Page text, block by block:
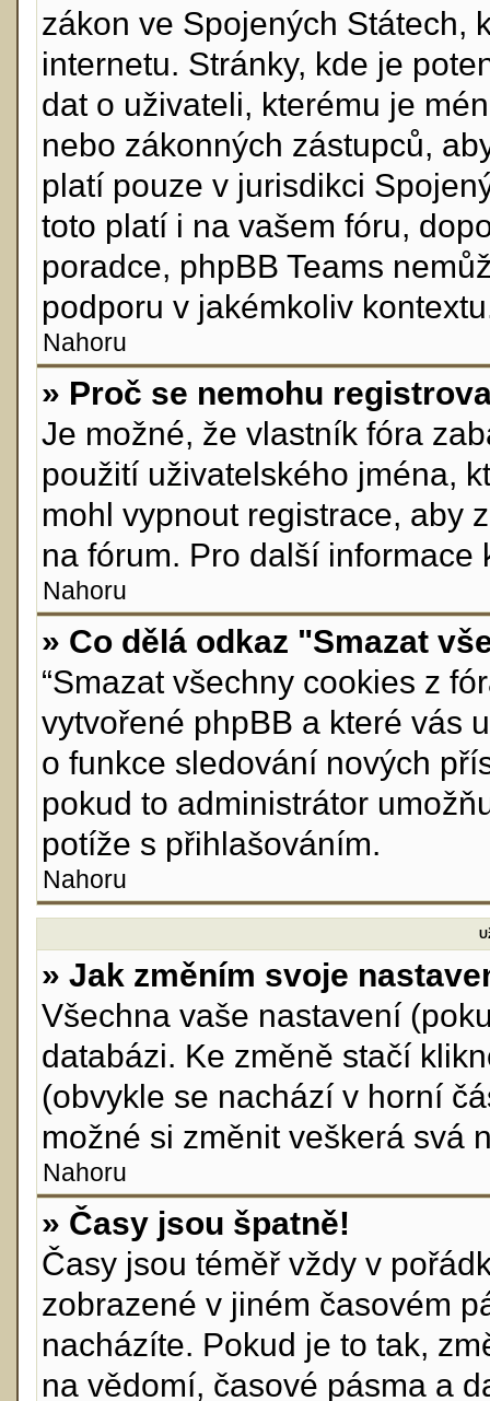
zákon ve Spojených Státech,
internetu. Stránky, kde je
dat o uživateli, kterému je
nebo zákonných zástupců,
platí pouze v jurisdikci
toto platí i na vašem fóru,
poradce, phpBB Teams
podporu v jakémkoliv
Nahoru
» Proč se nemohu
Je možné, že vlastník fóra
použití uživatelského jména,
mohl vypnout registrace, aby
na fórum. Pro další
Nahoru
» Co dělá odkaz "Smazat
“Smazat všechny cookies z
vytvořené phpBB a které vás
o funkce sledování nových
pokud to administrátor
potíže s přihlašováním.
Nahoru
» Jak změním svoje
Všechna vaše nastavení
databázi. Ke změně stačí
(obvykle se nachází v horní
možné si změnit veškerá svá
Nahoru
» Časy jsou špatně!
Časy jsou téměř vždy v
zobrazené v jiném časovém
nacházíte. Pokud je to tak,
na vědomí, časové pásma a